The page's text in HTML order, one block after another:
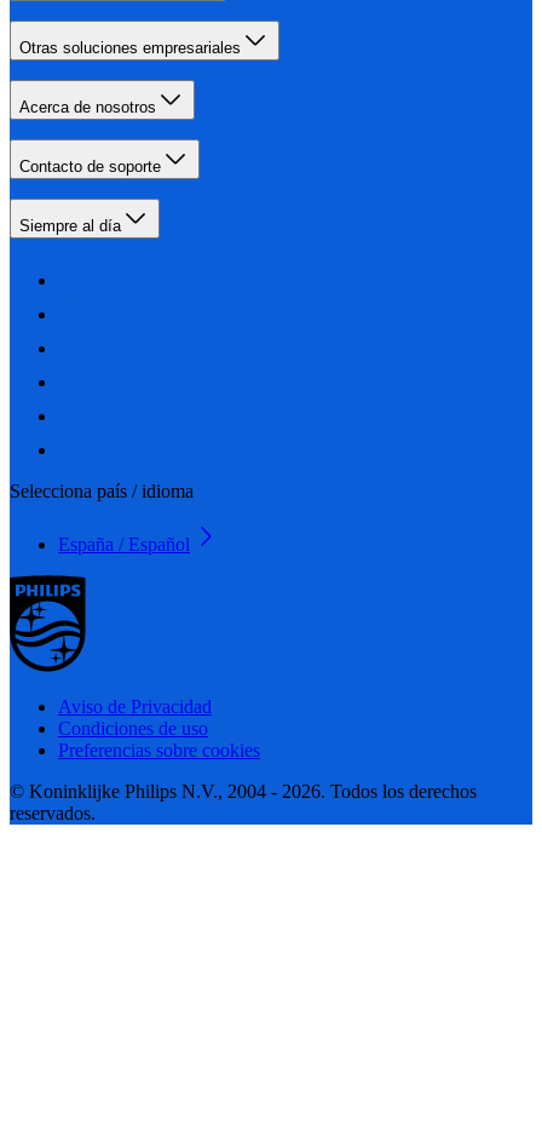
Otras soluciones empresariales
Acerca de nosotros
Contacto de soporte
Siempre al día
Selecciona país / idioma
España / Español
Aviso de Privacidad
Condiciones de uso
Preferencias sobre cookies
© Koninklijke Philips N.V., 2004 - 2026. Todos los derechos
reservados.